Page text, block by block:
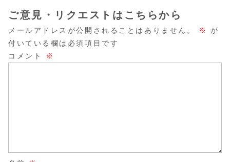
す。
ントの本当の魅
力。
ご意見・リクエストはこちらから
メールアドレスが公開されることはありません。 ※
が
付いている欄は必須項目です
コメント
※